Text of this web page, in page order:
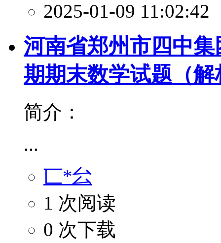
2025-01-09 11:02:42
河南省郑州市四中集
期期末数学试题（解
简介：
...
匸*㕕
1 次阅读
0 次下载